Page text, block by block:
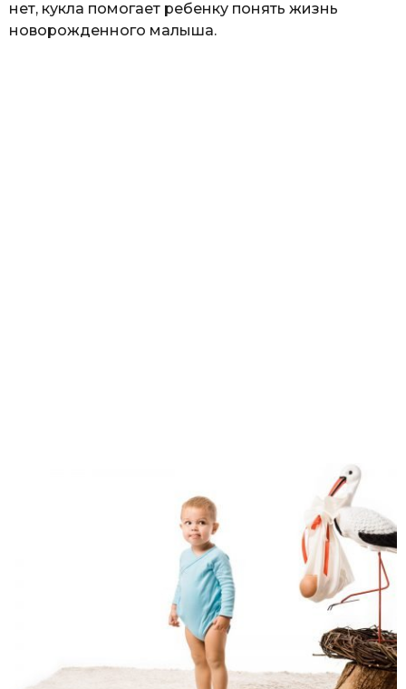
нет, кукла помогает ребенку понять жизнь
новорожденного малыша.